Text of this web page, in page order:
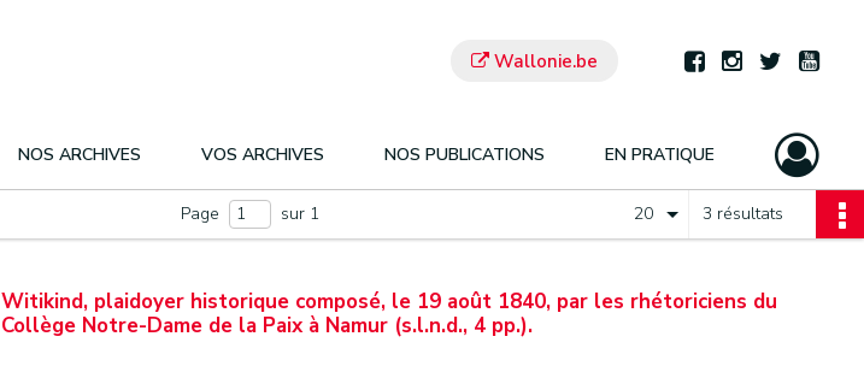
Wallonie.be
NOS ARCHIVES VOS ARCHIVES NOS PUBLICATIONS EN PRATIQUE
Page sur 1 3 résultats
20
Witikind, plaidoyer historique composé, le 19 août 1840, par les rhétoriciens du
Collège Notre-Dame de la Paix à Namur (s.l.n.d., 4 pp.).